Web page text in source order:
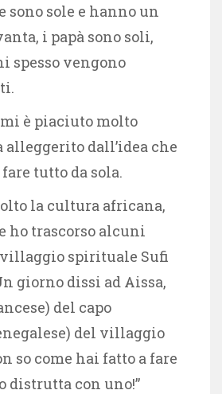
sono sole e hanno un
i papà sono soli,
spesso vengono
è piaciuto molto
alleggerito dall’idea che
tutto da sola.
la cultura africana,
ho trascorso alcuni
spirituale Sufi
giorno dissi ad Aissa,
del capo
del villaggio
so come hai fatto a fare
distrutta con uno!”